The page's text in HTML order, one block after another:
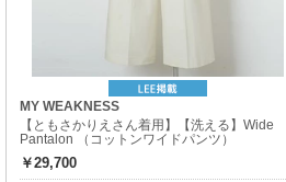
MY WEAKNESS
【ともさかりえさん着用】【洗える】Wide
Pantalon （コットンワイドパンツ）
￥29,700